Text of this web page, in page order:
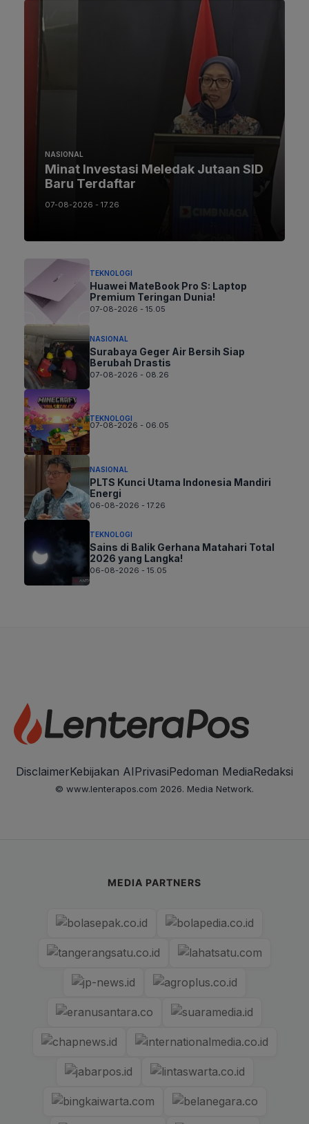
NASIONAL
Minat Investasi Meledak Jutaan SID
Baru Terdaftar
07-08-2026 - 17.26
TEKNOLOGI
Huawei MateBook Pro S: Laptop
Premium Teringan Dunia!
07-08-2026 - 15.05
NASIONAL
Surabaya Geger Air Bersih Siap
Berubah Drastis
07-08-2026 - 08.26
TEKNOLOGI
07-08-2026 - 06.05
NASIONAL
PLTS Kunci Utama Indonesia Mandiri
Energi
06-08-2026 - 17.26
TEKNOLOGI
Sains di Balik Gerhana Matahari Total
2026 yang Langka!
06-08-2026 - 15.05
DisclaimerKebijakan AIPrivasiPedoman MediaRedaksi
© www.lenterapos.com 2026. Media Network.
MEDIA PARTNERS